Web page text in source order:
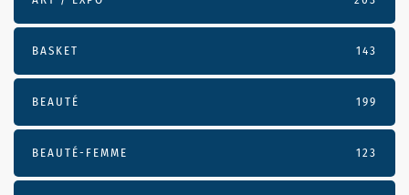
BASKET 143
BEAUTÉ 199
BEAUTÉ-FEMME 123